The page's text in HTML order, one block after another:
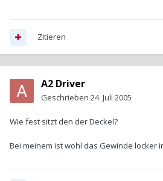
Zitieren
A2 Driver
Geschrieben 24. Juli 2005
Wie fest sitzt den der Deckel?
Bei meinem ist wohl das Gewinde locker